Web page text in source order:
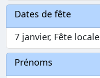
Dates de fête
7 janvier, Fête locale
Prénoms